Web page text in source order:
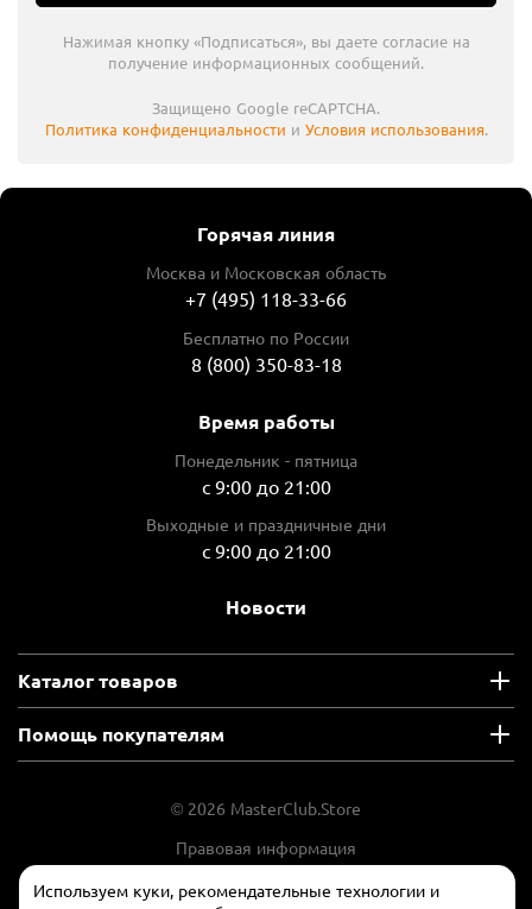
Используем куки, рекомендательные технологии и
Нажимая кнопку «Подписаться», вы даете согласие на
получение информационных сообщений.
Защищено Google reCAPTCHA.
Политика конфиденциальности и Условия использования.
Горячая линия
Москва и Московская область
+7 (495) 118-33-66
Бесплатно по России
8 (800) 350-83-18
Время работы
Понедельник - пятница
с 9:00 до 21:00
Выходные и праздничные дни
с 9:00 до 21:00
Новости
Каталог товаров
Помощь покупателям
© 2026 MasterClub.Store
Правовая информация
Положение об обработки и защите